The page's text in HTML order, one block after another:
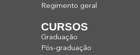
Regimento geral
CURSOS
Graduação
Pós-graduação